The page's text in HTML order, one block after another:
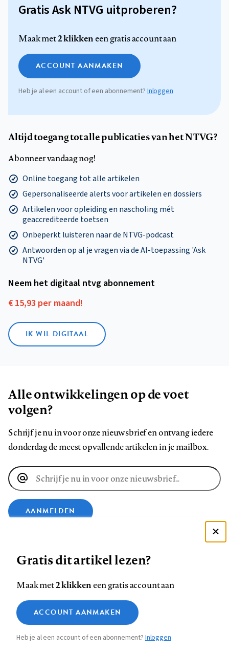
Gratis Ask NTVG uitproberen?
Maak met2 klikkeneen gratis account aan
ACCOUNT AANMAKEN
Heb je al een account of een abonnement?Inloggen
Altijd toegang tot alle publicaties van het NTVG?
Abonneer vandaag nog!
Online toegang tot alle artikelen
Gepersonaliseerde alerts voor artikelen en dossiers
Artikelen voor opleiding en nascholing mét
geaccrediteerde toetsen
Onbeperkt luisteren naar de NTVG-podcast
Antwoorden op al je vragen via de AI-toepassing 'Ask
NTVG'
Neem het digitaal ntvg abonnement
€ 15,93 per maand!
IK WIL DIGITAAL
Alle ontwikkelingen op de voet
volgen?
Schrijf je nu in voor onze nieuwsbrief en ontvang iedere
donderdag de meest opvallende artikelen in je mailbox.
E-
mailadres
AANMELDEN
op
Facebook
op
LinkedIn
op
Bluesky
ons
op
InstagramYouTube
Footer
Contact Colofon Disclaimer Privacy
Medische vragen verdienen
betrouwbare antwoorden
Zie onze cookie policy
Analytische cookies
Marketing cookies
Gratis dit artikel lezen?
Maak met2 klikkeneen gratis account aan
ACCOUNT AANMAKEN
Heb je al een account of een abonnement?Inloggen